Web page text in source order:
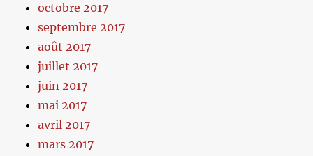
octobre 2017
septembre 2017
août 2017
juillet 2017
juin 2017
mai 2017
avril 2017
mars 2017